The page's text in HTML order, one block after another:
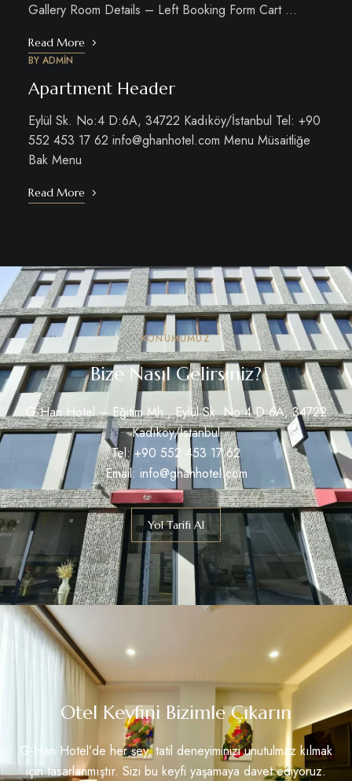
Gallery Room Details – Left Booking Form Cart …
Read More
BY ADMIN
Apartment Header
Eylül Sk. No:4 D:6A, 34722 Kadıköy/İstanbul Tel: +90
552 453 17 62 info@ghanhotel.com Menu Müsaitliğe
Bak Menu
Read More
KONUMUMUZ
Bize Nasıl Gelirsiniz?
G-Han Hotel –Eğitim Mh., Eylül Sk. No:4 D:6A, 34722
Kadıköy/İstanbul
Tel:+90 552 453 17 62
Email: info@ghanhotel.com
Yol Tarifi Al
Otel Keyfini Bizimle Çıkarın
G-Han Hotel’de her şey, tatil deneyiminizi unutulmaz kılmak
için tasarlanmıştır. Sizi bu keyfi yaşamaya davet ediyoruz.